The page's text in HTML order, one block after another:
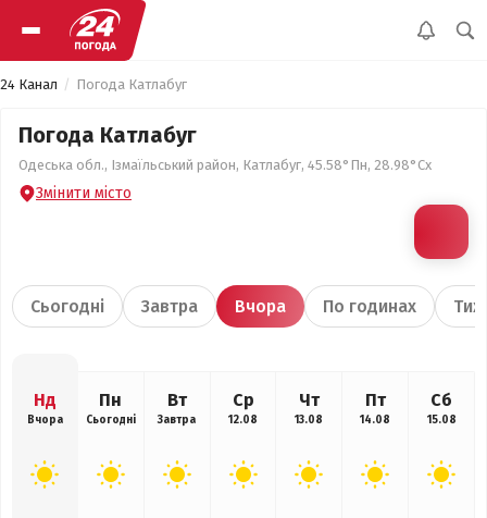
24 Канал Погода Катлабуг
Погода Катлабуг
Одеська обл., Ізмаїльський район, Катлабуг, 45.58°Пн, 28.98°Сх
Змінити місто
Сьогодні Завтра Вчора По годинах
Нд
Вчора
Пн
Сьогодні
Вт
Завтра
Ср
12.08
Чт
13.08
Пт
14.08
Сб
15.08